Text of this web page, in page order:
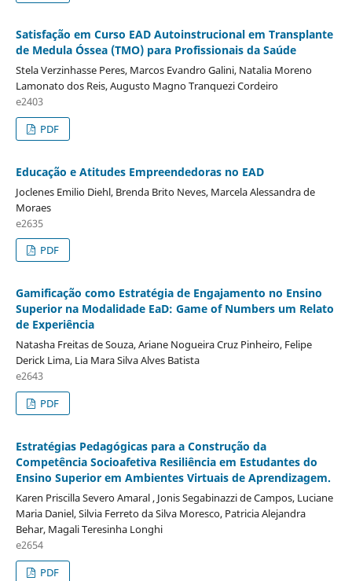
Satisfação em Curso EAD Autoinstrucional em Transplante
de Medula Óssea (TMO) para Profissionais da Saúde
Stela Verzinhasse Peres, Marcos Evandro Galini, Natalia Moreno
Lamonato dos Reis, Augusto Magno Tranquezi Cordeiro
e2403
PDF
Educação e Atitudes Empreendedoras no EAD
Joclenes Emilio Diehl, Brenda Brito Neves, Marcela Alessandra de
Moraes
e2635
PDF
Gamificação como Estratégia de Engajamento no Ensino
Superior na Modalidade EaD: Game of Numbers um Relato
de Experiência
Natasha Freitas de Souza, Ariane Nogueira Cruz Pinheiro, Felipe
Derick Lima, Lia Mara Silva Alves Batista
e2643
PDF
Estratégias Pedagógicas para a Construção da
Competência Socioafetiva Resiliência em Estudantes do
Ensino Superior em Ambientes Virtuais de Aprendizagem.
Karen Priscilla Severo Amaral , Jonis Segabinazzi de Campos, Luciane
Maria Daniel, Silvia Ferreto da Silva Moresco, Patricia Alejandra
Behar, Magali Teresinha Longhi
e2654
PDF